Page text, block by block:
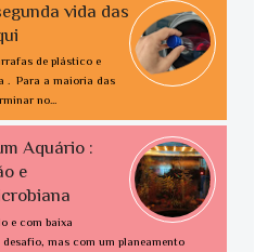
vida das
de plástico e
. Para a maioria das
no...
Aquário :
e
e com baixa
mas com um planeamento